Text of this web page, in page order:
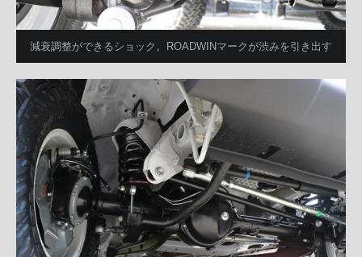
減衰調整ができるショック。ROADWINマークが渋みを引き出す